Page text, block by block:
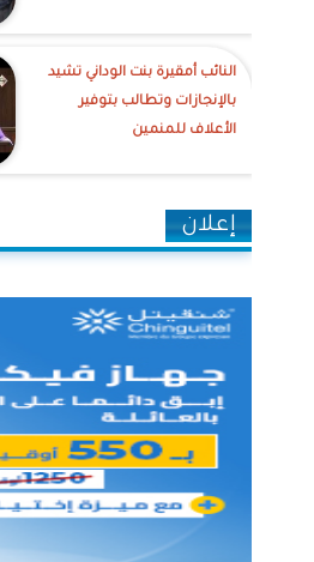
النائب أمقيرة بنت الوداني تشيد
بالإنجازات وتطالب بتوفير
الأعلاف للمنمين
إعلان